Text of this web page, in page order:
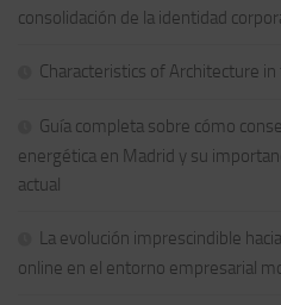
consolidación de la identidad
Characteristics of Architecture
Guía completa sobre cómo
energética en Madrid y su
actual
La evolución imprescindible
online en el entorno empresarial